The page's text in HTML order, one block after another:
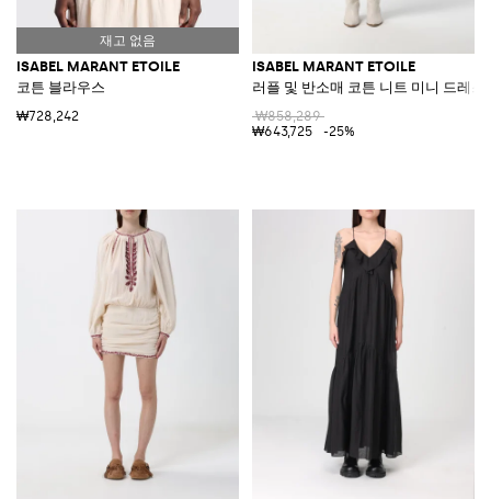
ISABEL MARANT ETOILE
코튼 블라우스
₩728,242
ISABEL MARANT ETOILE
러플 및 반소매 코튼 니트 미니 드레스
₩858,289
₩643,725
-25%